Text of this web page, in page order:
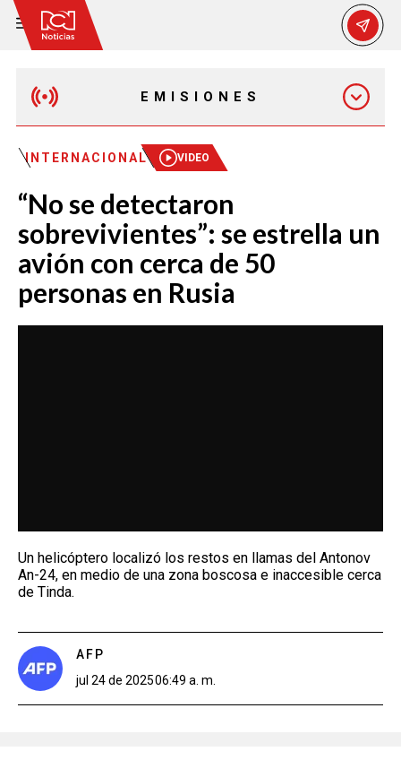
EMISIONES
EMISIÓN 12:30 PM
EMISIÓN 7:00 PM
INTERNACIONAL VIDEO
“No se detectaron
sobrevivientes”: se estrella un
avión con cerca de 50
personas en Rusia
Un helicóptero localizó los restos en llamas del Antonov
An-24, en medio de una zona boscosa e inaccesible cerca
de Tinda.
AFP
jul 24 de 202506:49 a. m.